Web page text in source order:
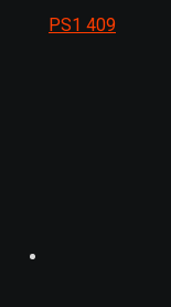
PS1 409